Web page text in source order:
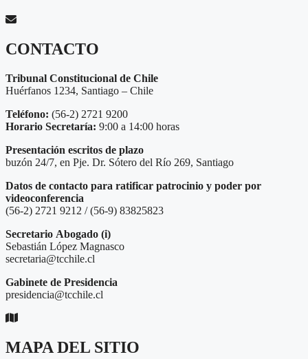
CONTACTO
Tribunal Constitucional de Chile
Huérfanos 1234, Santiago – Chile
Teléfono: (56-2) 2721 9200
Horario Secretaría: 9:00 a 14:00 horas
Presentación escritos de plazo
buzón 24/7, en Pje. Dr. Sótero del Río 269, Santiago
Datos de contacto para ratificar patrocinio y poder por
videoconferencia
(56-2) 2721 9212 / (56-9) 83825823
Secretario Abogado (i)
Sebastián López Magnasco
secretaria@tcchile.cl
Gabinete de Presidencia
presidencia@tcchile.cl
MAPA DEL SITIO